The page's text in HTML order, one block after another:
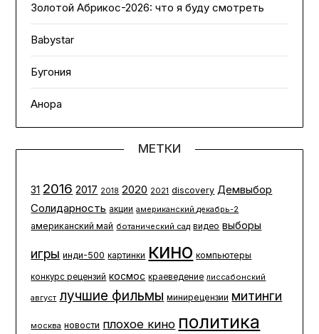
Золотой Абрикос-2026: что я буду смотреть
Babystar
Бугония
Анора
МЕТКИ
31 2016 2017 2018 2020 2021 discovery Демвыбор
Солидарность акции американский декабрь-2
американский май ботанический сад видео выборы
игры инди-500 картинки кино компьютеры
конкурс рецензий космос краеведение лиссабонский
август лучшие фильмы минирецензии митинги
москва новости плохое кино политика